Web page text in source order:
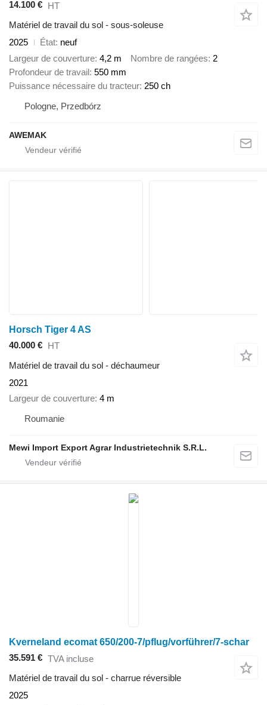
14.100 € HT
Matériel de travail du sol - sous-soleuse
2025
État neuf
Largeur de couverture 4,2 m Nombre de rangées 2
Profondeur de travail 550 mm
Puissance nécessaire du tracteur 250 ch
Pologne, Przedbórz
AWEMAK
Horsch Tiger 4 AS
40.000 € HT
Matériel de travail du sol - déchaumeur
2021
Largeur de couverture 4 m
Roumanie
Mewi Import Export Agrar Industrietechnik S.R.L.
Kverneland ecomat 650/200-7/pflug/vorführer/7-schar
35.591 € TVA incluse
Matériel de travail du sol - charrue réversible
2025